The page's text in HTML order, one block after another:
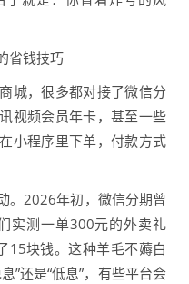
省钱技巧
城，很多都对接了微信分
视频会员年卡，甚至一些
小程序里下单，付款方式
。2026年初，微信分期曾
实测一单300元的外卖礼
15块钱。这种羊毛不薅白
”还是“低息”，有些平台会